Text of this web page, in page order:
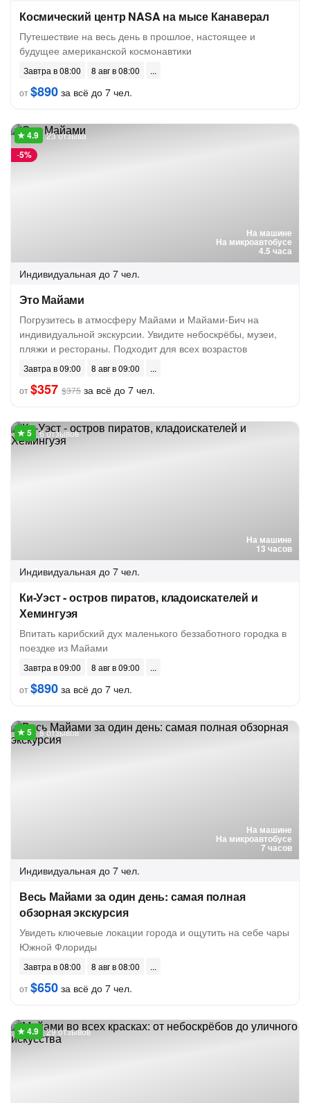
Космический центр NASA на мысе Канаверал
Путешествие на весь день в прошлое, настоящее и
будущее американской космонавтики
Завтра в 08:00
8 авг в 08:00
от$890 за всё до 7 чел.
На машине
На микроавтобусе
4.5 часа
-5%
23 отзыва
Индивидуальная до 7 чел.
Это Майами
Погрузитесь в атмосферу Майами и Майами-Бич на
индивидуальной экскурсии. Увидите небоскрёбы, музеи,
пляжи и рестораны. Подходит для всех возрастов
Завтра в 09:00
8 авг в 09:00
от$357 $375 за всё до 7 чел.
На машине
13 часов
6 отзывов
Индивидуальная до 7 чел.
Ки-Уэст - остров пиратов, кладоискателей и
Хемингуэя
Впитать карибский дух маленького беззаботного городка в
поездке из Майами
Завтра в 09:00
8 авг в 09:00
от$890 за всё до 7 чел.
На машине
На микроавтобусе
7 часов
8 отзывов
Индивидуальная до 7 чел.
Весь Майами за один день: самая полная
обзорная экскурсия
Увидеть ключевые локации города и ощутить на себе чары
Южной Флориды
Завтра в 08:00
8 авг в 08:00
от$650 за всё до 7 чел.
29 отзывов